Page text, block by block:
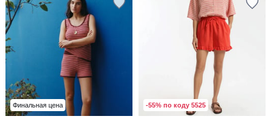
Финальная цена -55% по коду 5525